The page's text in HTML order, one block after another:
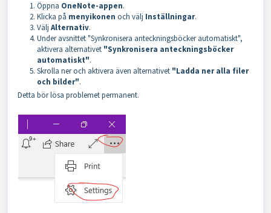
Öppna OneNote-appen.
Klicka på menyikonen och välj Inställningar.
Välj Alternativ.
Under avsnittet "Synkronisera anteckningsböcker automatiskt",
aktivera alternativet "Synkronisera anteckningsböcker
automatiskt".
Skrolla ner och aktivera även alternativet "Ladda ner alla filer
och bilder".
Detta bör lösa problemet permanent.